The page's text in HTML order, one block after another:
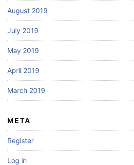
August 2019
July 2019
May 2019
April 2019
March 2019
META
Register
Log in